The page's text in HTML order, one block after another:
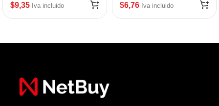
$9,35 Iva incluido $6,76 Iva incluido